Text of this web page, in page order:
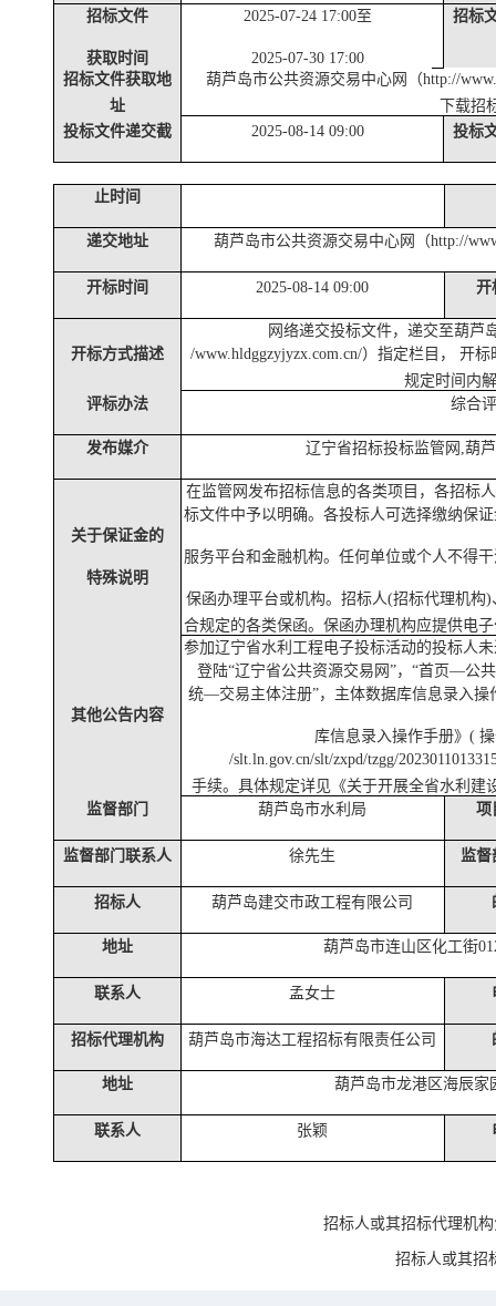
招标文件 2025-07-24 17:00至 招标
获取时间
2025-07-30 17:00
招标文件获取地
葫芦岛市公共资源交易中心网（http://
址
下载招
投标文件递交截
2025-08-14 09:00 投标
止时间
递交地址 葫芦岛市公共资源交易中心网（http://
开标时间 2025-08-14 09:00 开
网络递交投标文件，递交至葫芦
开标方式描述
/www.hldggzyjyzx.com.cn/）指定栏目， 开
规定时间内
评标办法
综合
发布媒介 辽宁省招标投标监管网 ,葫
在监管网发布招标信息的各类项目，各招标人
关于保证金的
标文件中予以明确。各投标人可选择缴纳保
服务平台和金融机构。任何单位或个人不得
特殊说明
保函办理平台或机构。招标人(招标代理机构
合规定的各类保函。保函办理机构应提供电
参加辽宁省水利工程电子投标活动的投标人
登陆“辽宁省公共资源交易网”，“首页—公
其他公告内容
统—交易主体注册”，主体数据库信息录入
库信息录入操作手册》(
/slt.ln.gov.cn/slt/zxpd/tzgg/
手续。具体规定详见《关于开展全省水利
监督部门
葫芦岛市水利局 项
监督部门联系人 徐先生 监督
招标人 葫芦岛建交市政工程有限公司
地址 葫芦岛市连山区化工街
联系人 孟女士
招标代理机构 葫芦岛市海达工程招标有限责任公司
地址 葫芦岛市龙港区海辰家
联系人 张颖
招标人或其招标代理机
招标人或其招